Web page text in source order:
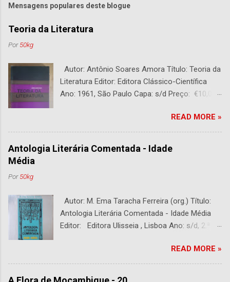
Mensagens populares deste blogue
Teoria da Literatura
Por50kg
Autor: Antônio Soares Amora Título: Teoria da
Literatura Editor: Editora Clássico-Científica
Ano: 1961, São Paulo Capa: s/d Preço: €10,00
READ MORE »
Antologia Literária Comentada - Idade
Média
Por50kg
Autor: M. Ema Taracha Ferreira (org.) Título:
Antologia Literária Comentada - Idade Média
Editor: Editora Ulisseia , Lisboa Ano: s/d, 2.ª
Com alguns sublinhados a lapiseira. Usado.
Com 252 páginas.
READ MORE »